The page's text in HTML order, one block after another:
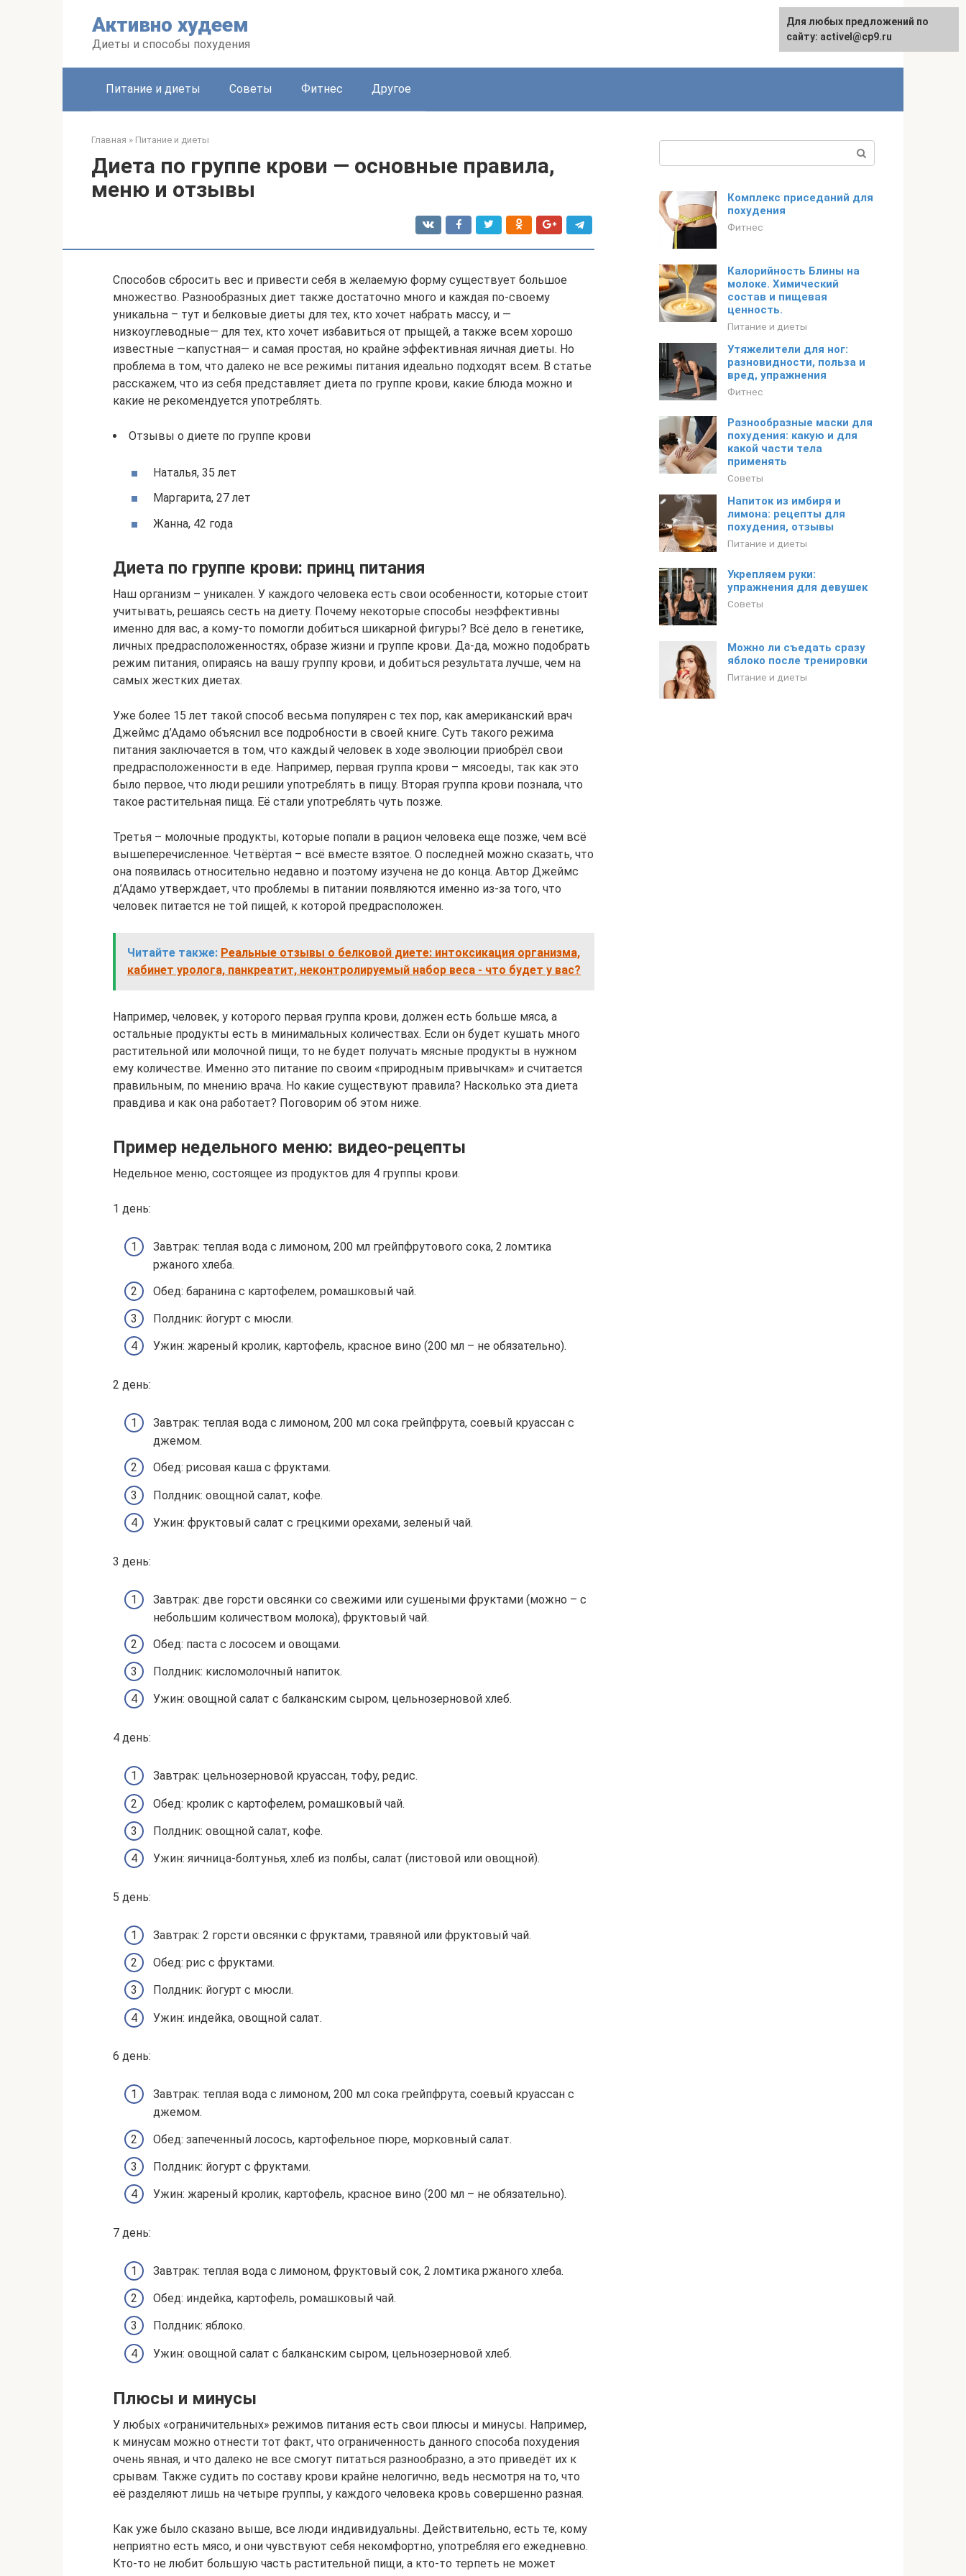
Активно худеем
Диеты и способы похудения
English
Питание и диеты Советы Фитнес Другое
Главная » Питание и диеты
Диета по группе крови — основные правила,
меню и отзывы
Способов сбросить вес и привести себя в желаемую форму существует большое
множество. Разнообразных диет также достаточно много и каждая по-своему
уникальна – тут и белковые диеты для тех, кто хочет набрать массу, и —
низкоуглеводные— для тех, кто хочет избавиться от прыщей, а также всем хорошо
известные —капустная— и самая простая, но крайне эффективная яичная диеты. Но
проблема в том, что далеко не все режимы питания идеально подходят всем. В статье
расскажем, что из себя представляет диета по группе крови, какие блюда можно и
какие не рекомендуется употреблять.
Отзывы о диете по группе крови
Наталья, 35 лет
Маргарита, 27 лет
Жанна, 42 года
Диета по группе крови: принц питания
Наш организм – уникален. У каждого человека есть свои особенности, которые стоит
учитывать, решаясь сесть на диету. Почему некоторые способы неэффективны
именно для вас, а кому-то помогли добиться шикарной фигуры? Всё дело в генетике,
личных предрасположенностях, образе жизни и группе крови. Да-да, можно подобрать
режим питания, опираясь на вашу группу крови, и добиться результата лучше, чем на
самых жестких диетах.
Уже более 15 лет такой способ весьма популярен с тех пор, как американский врач
Джеймс д’Адамо объяснил все подробности в своей книге. Суть такого режима
питания заключается в том, что каждый человек в ходе эволюции приобрёл свои
предрасположенности в еде. Например, первая группа крови – мясоеды, так как это
было первое, что люди решили употреблять в пищу. Вторая группа крови познала, что
такое растительная пища. Её стали употреблять чуть позже.
Третья – молочные продукты, которые попали в рацион человека еще позже, чем всё
вышеперечисленное. Четвёртая – всё вместе взятое. О последней можно сказать, что
она появилась относительно недавно и поэтому изучена не до конца. Автор Джеймс
д’Адамо утверждает, что проблемы в питании появляются именно из-за того, что
человек питается не той пищей, к которой предрасположен.
Читайте также: Реальные отзывы о белковой диете: интоксикация организма,
кабинет уролога, панкреатит, неконтролируемый набор веса - что будет у вас?
Например, человек, у которого первая группа крови, должен есть больше мяса, а
остальные продукты есть в минимальных количествах. Если он будет кушать много
растительной или молочной пищи, то не будет получать мясные продукты в нужном
ему количестве. Именно это питание по своим «природным привычкам» и считается
правильным, по мнению врача. Но какие существуют правила? Насколько эта диета
правдива и как она работает? Поговорим об этом ниже.
Пример недельного меню: видео-рецепты
Недельное меню, состоящее из продуктов для 4 группы крови.
1 день:
Завтрак: теплая вода с лимоном, 200 мл грейпфрутового сока, 2 ломтика
ржаного хлеба.
Обед: баранина с картофелем, ромашковый чай.
Полдник: йогурт с мюсли.
Ужин: жареный кролик, картофель, красное вино (200 мл – не обязательно).
2 день:
Завтрак: теплая вода с лимоном, 200 мл сока грейпфрута, соевый круассан с
джемом.
Обед: рисовая каша с фруктами.
Полдник: овощной салат, кофе.
Ужин: фруктовый салат с грецкими орехами, зеленый чай.
3 день:
Завтрак: две горсти овсянки со свежими или сушеными фруктами (можно – с
небольшим количеством молока), фруктовый чай.
Обед: паста с лососем и овощами.
Полдник: кисломолочный напиток.
Ужин: овощной салат с балканским сыром, цельнозерновой хлеб.
4 день:
Завтрак: цельнозерновой круассан, тофу, редис.
Обед: кролик с картофелем, ромашковый чай.
Полдник: овощной салат, кофе.
Ужин: яичница-болтунья, хлеб из полбы, салат (листовой или овощной).
5 день:
Завтрак: 2 горсти овсянки с фруктами, травяной или фруктовый чай.
Обед: рис с фруктами.
Полдник: йогурт с мюсли.
Ужин: индейка, овощной салат.
6 день:
Завтрак: теплая вода с лимоном, 200 мл сока грейпфрута, соевый круассан с
джемом.
Обед: запеченный лосось, картофельное пюре, морковный салат.
Полдник: йогурт с фруктами.
Ужин: жареный кролик, картофель, красное вино (200 мл – не обязательно).
7 день:
Завтрак: теплая вода с лимоном, фруктовый сок, 2 ломтика ржаного хлеба.
Обед: индейка, картофель, ромашковый чай.
Полдник: яблоко.
Ужин: овощной салат с балканским сыром, цельнозерновой хлеб.
Плюсы и минусы
У любых «ограничительных» режимов питания есть свои плюсы и минусы. Например,
к минусам можно отнести тот факт, что ограниченность данного способа похудения
очень явная, и что далеко не все смогут питаться разнообразно, а это приведёт их к
срывам. Также судить по составу крови крайне нелогично, ведь несмотря на то, что
её разделяют лишь на четыре группы, у каждого человека кровь совершенно разная.
Как уже было сказано выше, все люди индивидуальны. Действительно, есть те, кому
неприятно есть мясо, и они чувствуют себя некомфортно, употребляя его ежедневно.
Кто-то не любит большую часть растительной пищи, а кто-то терпеть не может
Комплекс приседаний для
похудения
Фитнес
Калорийность Блины на
молоке. Химический
состав и пищевая
ценность.
Питание и диеты
Утяжелители для ног:
разновидности, польза и
вред, упражнения
Фитнес
Разнообразные маски для
похудения: какую и для
какой части тела
применять
Советы
Напиток из имбиря и
лимона: рецепты для
похудения, отзывы
Питание и диеты
Укрепляем руки:
упражнения для девушек
Советы
Можно ли съедать сразу
яблоко после тренировки
Питание и диеты
Для любых предложений по
сайту: activel@cp9.ru